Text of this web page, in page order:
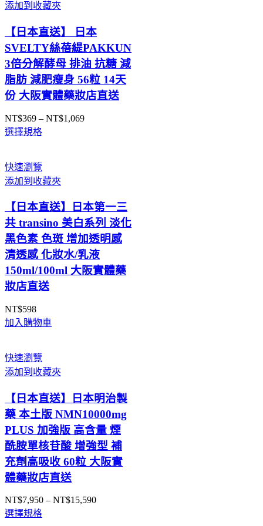
添加到收藏夾
【日本直送】 日本
SVELTY絲蓓緹PAKKUN
3倍分解酵母 排油 抗糖 減
脂肪 減肥瘦身 56粒 14天
份 大阪實體藥妝店直送
NT$369 – NT$1,069價
NT$1,069
選擇規格
快速瀏覽
添加到收藏夾
【日本直送】日本第一三
共 transino 美白系列 淡化
黑色素 色斑 增加透明感
清透感 化妝水/乳液
150ml/100ml 大阪實體藥
妝店直送
NT$598
加入購物車
快速瀏覽
添加到收藏夾
【日本直送】日本明治製
藥 本土版 NMN10000mg
PLUS 加強版 高含量 煙
酰胺單核苷酸 增強型 補
充劑高吸收 60粒 大阪實
體藥妝店直送
NT$7,950 – NT$15,590價
選擇規格